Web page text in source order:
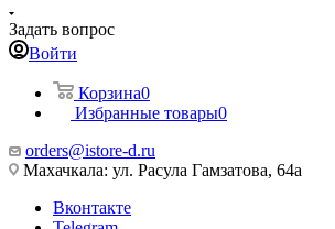
Задать вопрос
Войти
Корзина0
Избранные товары0
orders@istore-d.ru
Махачкала: ул. Расула Гамзатова, 64а
Вконтакте